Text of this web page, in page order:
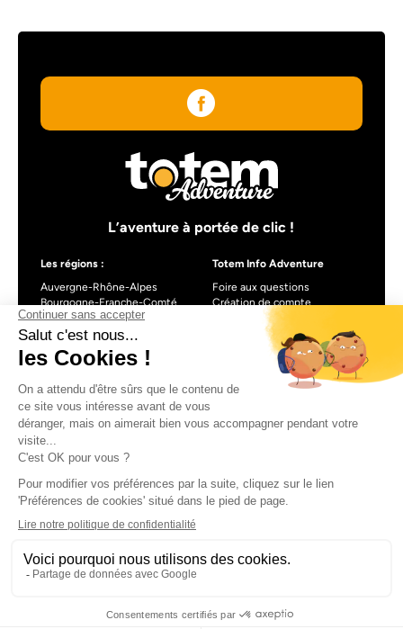
L’aventure à portée de clic !
Les régions :
Auvergne-Rhône-Alpes
Bourgogne-Franche-Comté
Centre-Val de Loire
Nouvelle-Aquitaine
Occitanie
Pays de la Loire
Totem Info Adventure
Foire aux questions
Création de compte
À propos de Totem info Adventure
Formulaire de contact
CGV
Gestionnaire de cookies